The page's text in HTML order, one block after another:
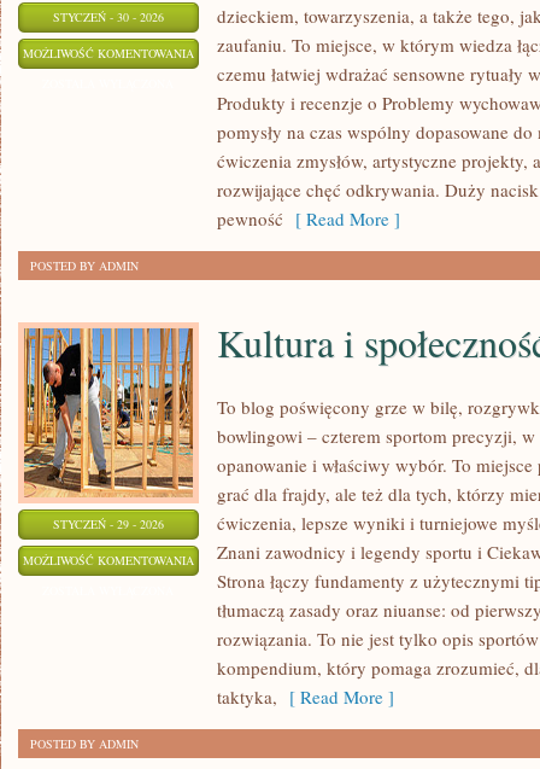
STYCZEŃ - 30 - 2026
MOŻLIWOŚĆ KOMENTOWANIA CIĄŻA
PORÓD
dzieckiem, towarzyszenia, a także tego,
zaufaniu. To miejsce, w którym wiedza
czemu łatwiej wdrażać sensowne rytuały
Produkty i recenzje o Problemy
pomysły na czas wspólny dopasowane
ćwiczenia zmysłów, artystyczne projekty,
rozwijające chęć odkrywania. Duży
pewność [ Read More ]
POSTED BY ADMIN
STYCZEŃ - 29 - 2026
MOŻLIWOŚĆ KOMENTOWANIA KULTURA
SPOŁECZNOŚĆ
FANÓW
Kultura i
To blog poświęcony grze w bilę,
bowlingowi – czterem sportom precyzji,
opanowanie i właściwy wybór. To miejsce
grać dla frajdy, ale też dla tych, którzy
ćwiczenia, lepsze wyniki i turniejowe
Znani zawodnicy i legendy sportu i
Strona łączy fundamenty z użytecznymi
tłumaczą zasady oraz niuanse: od
rozwiązania. To nie jest tylko opis
kompendium, który pomaga zrozumieć,
taktyka, [ Read More ]
POSTED BY ADMIN